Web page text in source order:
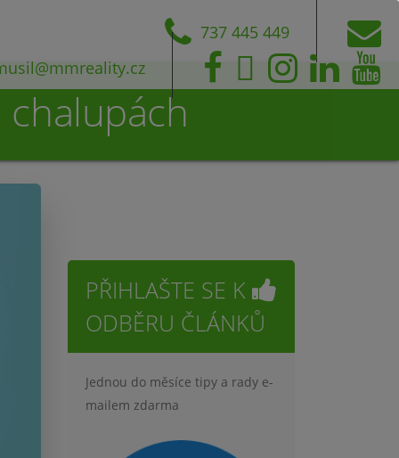
737 445 449
PŘIHLAŠTE SE K
ODBĚRU ČLÁNKŮ
Jednou do měsíce tipy a rady e-
mailem zdarma